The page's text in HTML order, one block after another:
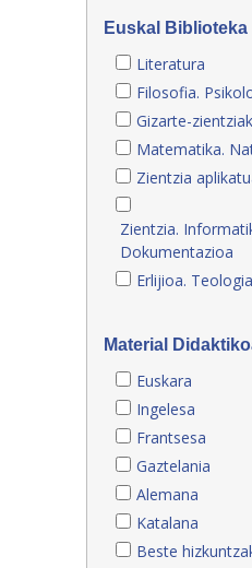
Euskal Biblioteka
Literatura
Filosofia.
Gizarte-zientziak
Matematika.
Zientzia
Zientzia.
Dokumentazioa
Erlijioa. Teologia
Material
Euskara
Ingelesa
Frantsesa
Gaztelania
Alemana
Katalana
Beste